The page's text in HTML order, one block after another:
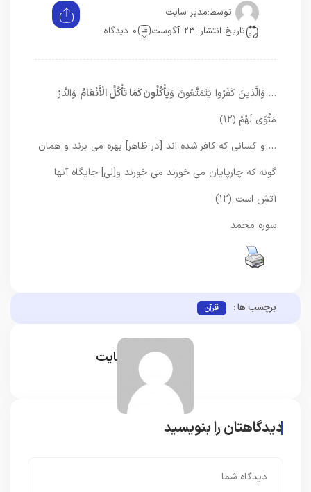
توسط:مدیر سایت
تاریخ انتشار: 23 آگوست
0 دیدگاه
… وَالَّذِينَ كَفَرُوا يَتَمَتَّعُونَ وَيَأْكُلُونَ كَمَا تَأْكُلُ الْأَنْعَامُ وَالنَّارُ
مَثْوًى لَهُمْ ﴿۱۲﴾
… و كسانى كه كافر شده‏ اند [در ظاهر] بهره مى ‏برند و همان
گونه كه چارپايان مى ‏خورند مى ‏خورند و[لى] جايگاه آنها
آتش است (۱۲)
سوره محمد
برچسب ها : قرآن
مدیر سایت
دیدگاهتان را بنویسید